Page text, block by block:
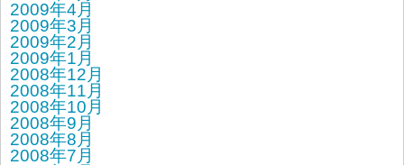
2009年4月
2009年3月
2009年2月
2009年1月
2008年12月
2008年11月
2008年10月
2008年9月
2008年8月
2008年7月